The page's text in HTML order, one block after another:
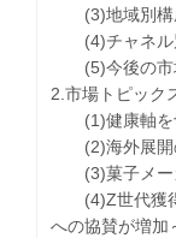
(3)地域別構
(4)チャネル
(5)今後の市
2.市場トピック
(1)健康軸を
(2)海外展開
(3)菓子メー
(4)Z世代獲得
への協賛が増加